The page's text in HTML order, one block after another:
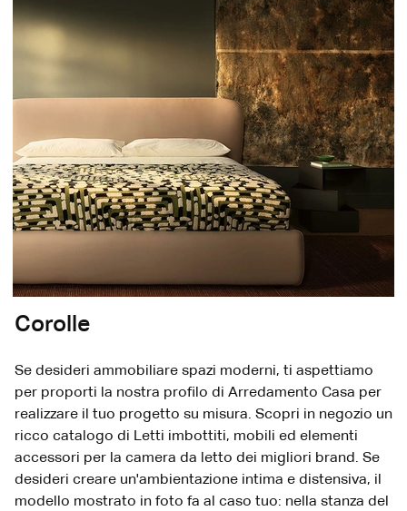
Corolle
Se desideri ammobiliare spazi moderni, ti aspettiamo
per proporti la nostra profilo di Arredamento Casa per
realizzare il tuo progetto su misura. Scopri in negozio un
ricco catalogo di Letti imbottiti, mobili ed elementi
accessori per la camera da letto dei migliori brand. Se
desideri creare un'ambientazione intima e distensiva, il
modello mostrato in foto fa al caso tuo: nella stanza del